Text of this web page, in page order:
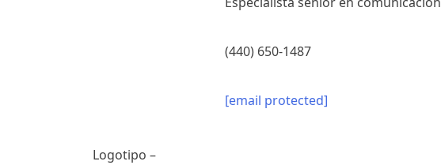
(440) 650-1487
[email protected]
Logotipo –